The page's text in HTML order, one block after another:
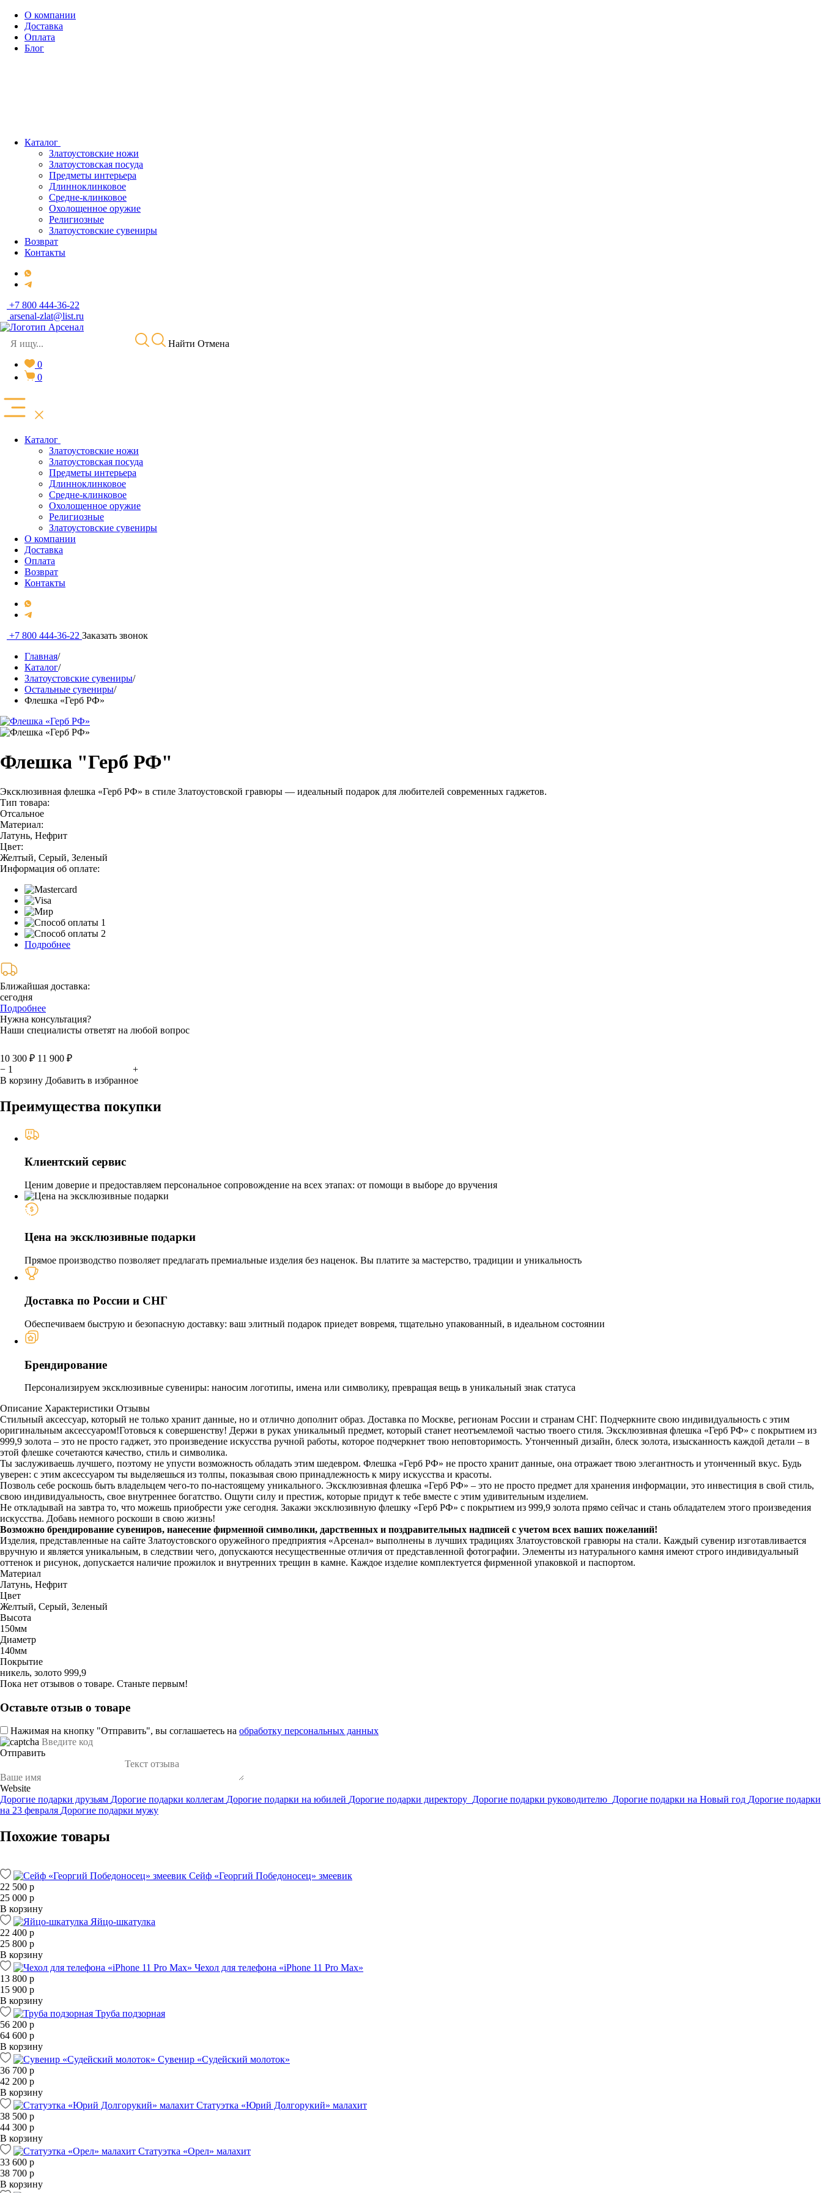
О компании
Доставка
Оплата
Блог
Каталог
Златоустовские ножи
Златоустовская посуда
Предметы интерьера
Длинноклинковое
Средне-клинковое
Охолощенное оружие
Религиозные
Златоустовские сувениры
Возврат
Контакты
+7 800 444-36-22
arsenal-zlat@list.ru
Найти Отмена
0
0
Каталог
Златоустовские ножи
Златоустовская посуда
Предметы интерьера
Длинноклинковое
Средне-клинковое
Охолощенное оружие
Религиозные
Златоустовские сувениры
О компании
Доставка
Оплата
Возврат
Контакты
+7 800 444-36-22 Заказать звонок
Главная/
Каталог/
Златоустовские сувениры/
Остальные сувениры/
Флешка «Герб РФ»
Флешка "Герб РФ"
Эксклюзивная флешка «Герб РФ» в стиле Златоустовской гравюры — идеальный подарок для любителей современных гаджетов.
Тип товара:
Отсальное
Материал:
Латунь, Нефрит
Цвет:
Желтый, Серый, Зеленый
Информация об оплате:
Подробнее
Ближайшая доставка:
сегодня
Подробнее
Нужна консультация?
Наши специалисты ответят на любой вопрос
10 300 ₽ 11 900 ₽
−
+
В корзину Добавить в избранное
Преимущества покупки
Клиентский сервис
Ценим доверие и предоставляем персональное сопровождение на всех этапах: от помощи в выборе до вручения
Цена на эксклюзивные подарки
Прямое производство позволяет предлагать премиальные изделия без наценок. Вы платите за мастерство, традиции и уникальность
Доставка по России и СНГ
Обеспечиваем быструю и безопасную доставку: ваш элитный подарок приедет вовремя, тщательно упакованный, в идеальном состоянии
Брендирование
Персонализируем эксклюзивные сувениры: наносим логотипы, имена или символику, превращая вещь в уникальный знак статуса
Описание Характеристики Отзывы
Стильный аксессуар, который не только хранит данные, но и отлично дополнит образ. Доставка по Москве, регионам России и странам СНГ. Подчеркните свою индивидуальность с этим
оригинальным аксессуаром!Готовься к совершенству! Держи в руках уникальный предмет, который станет неотъемлемой частью твоего стиля. Эксклюзивная флешка «Герб РФ» с покрытием из
999,9 золота – это не просто гаджет, это произведение искусства ручной работы, которое подчеркнет твою неповторимость. Утонченный дизайн, блеск золота, изысканность каждой детали – в
этой флешке сочетаются качество, стиль и символика.
Ты заслуживаешь лучшего, поэтому не упусти возможность обладать этим шедевром. Флешка «Герб РФ» не просто хранит данные, она отражает твою элегантность и утонченный вкус. Будь
уверен: с этим аксессуаром ты выделяешься из толпы, показывая свою принадлежность к миру искусства и красоты.
Позволь себе роскошь быть владельцем чего-то по-настоящему уникального. Эксклюзивная флешка «Герб РФ» – это не просто предмет для хранения информации, это инвестиция в свой стиль,
свою индивидуальность, свое внутреннее богатство. Ощути силу и престиж, которые придут к тебе вместе с этим удивительным изделием.
Не откладывай на завтра то, что можешь приобрести уже сегодня. Закажи эксклюзивную флешку «Герб РФ» с покрытием из 999,9 золота прямо сейчас и стань обладателем этого произведения
искусства. Добавь немного роскоши в свою жизнь!
Возможно брендирование сувениров, нанесение фирменной символики, дарственных и поздравительных надписей с учетом всех ваших пожеланий!
Изделия, представленные на сайте Златоустовского оружейного предприятия «Арсенал» выполнены в лучших традициях Златоустовской гравюры на стали. Каждый сувенир изготавливается
вручную и является уникальным, в следствии чего, допускаются несущественные отличия от представленной фотографии. Элементы из натурального камня имеют строго индивидуальный
оттенок и рисунок, допускается наличие прожилок и внутренних трещин в камне. Каждое изделие комплектуется фирменной упаковкой и паспортом.
Материал
Латунь, Нефрит
Цвет
Желтый, Серый, Зеленый
Высота
150мм
Диаметр
140мм
Покрытие
никель, золото 999,9
Пока нет отзывов о товаре. Станьте первым!
Оставьте отзыв о товаре
Нажимая на кнопку "Отправить", вы соглашаетесь на обработку персональных данных
Отправить
Website
Дорогие подарки друзьям Дорогие подарки коллегам Дорогие подарки на юбилей Дорогие подарки директору Дорогие подарки руководителю Дорогие подарки на Новый год Дорогие подарки
на 23 февраля Дорогие подарки мужу
Похожие товары
Сейф «Георгий Победоносец» змеевик
22 500 р
25 000 р
В корзину
Яйцо-шкатулка
22 400 р
25 800 р
В корзину
Чехол для телефона «iPhone 11 Pro Max»
13 800 р
15 900 р
В корзину
Труба подзорная
56 200 р
64 600 р
В корзину
Сувенир «Судейский молоток»
36 700 р
42 200 р
В корзину
Статуэтка «Юрий Долгорукий» малахит
38 500 р
44 300 р
В корзину
Статуэтка «Орел» малахит
33 600 р
38 700 р
В корзину